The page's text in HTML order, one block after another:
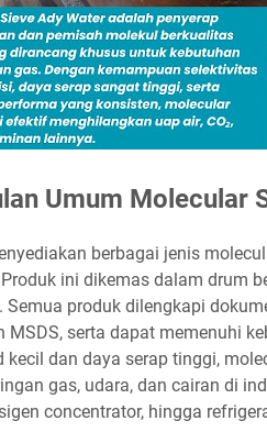
Umum Molecular
berbagai jenis
ini dikemas dalam drum
Semua produk dilengkapi
MSDS, serta dapat memenuhi
kecil dan daya serap tinggi,
gas, udara, dan cairan di
concentrator, hingga